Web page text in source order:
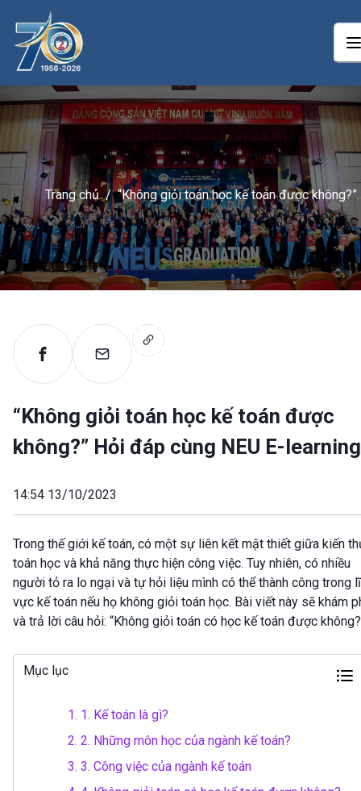
Trang chủ / “Không giỏi toán học kế toán được không?”
Hỏi đáp cùng NEU E-learning
“Không giỏi toán học kế toán được
không?” Hỏi đáp cùng NEU E-learning
14:54 13/10/2023
Trong thế giới kế toán, có một sự liên kết mật thiết giữa kiến
toán học và khả năng thực hiện công việc. Tuy nhiên, có nhiều
người tỏ ra lo ngại và tự hỏi liệu mình có thể thành công trong
vực kế toán nếu họ không giỏi toán học. Bài viết này sẽ khám
và trả lời câu hỏi: “Không giỏi toán có học kế toán được
Mục lục
1. 1. Kế toán là gì?
2. 2. Những môn học của ngành kế toán?
3. 3. Công việc của ngành kế toán